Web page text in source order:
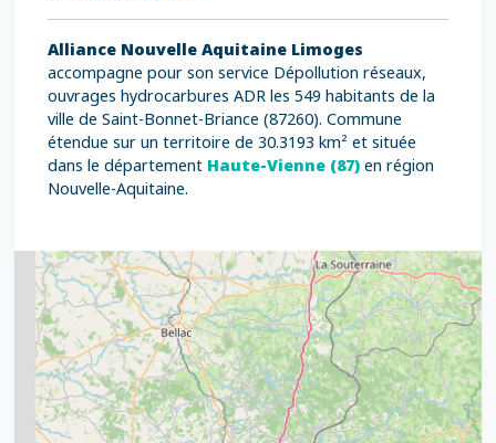
Alliance Nouvelle Aquitaine Limoges
accompagne pour son service Dépollution réseaux,
ouvrages hydrocarbures ADR les 549 habitants de la
ville de Saint-Bonnet-Briance (87260). Commune
étendue sur un territoire de 30.3193 km² et située
dans le département Haute-Vienne (87) en région
Nouvelle-Aquitaine.
2
2
9
8
5
11
7